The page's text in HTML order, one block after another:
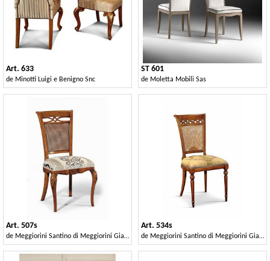
Art. 633
de Minotti Luigi e Benigno Snc
ST 601
de Moletta Mobili Sas
Art. 507s
de Meggiorini Santino di Meggiorini Giampietro e C. Snc
Art. 534s
de Meggiorini Santino di Meggiorini Giampietro e C. Snc